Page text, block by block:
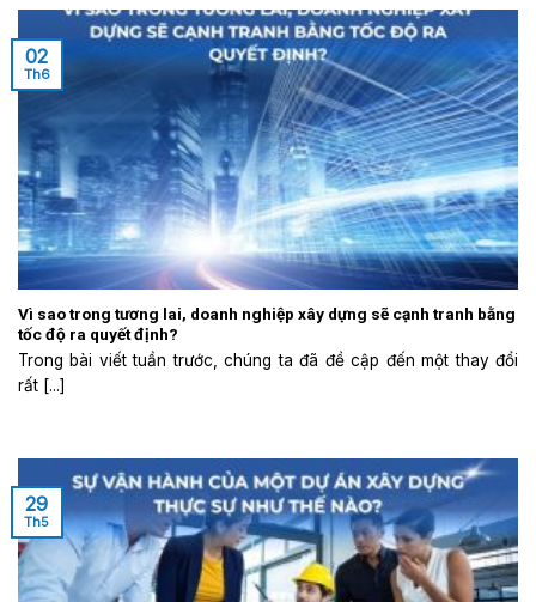
Vì sao trong tương lai, doanh nghiệp xây dựng sẽ cạnh tranh bằng
tốc độ ra quyết định?
Trong bài viết tuần trước, chúng ta đã đề cập đến một thay đổi
rất [...]
02
Th6
29
Th5